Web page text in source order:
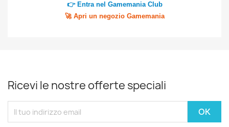
👉 Entra nel Gamemania Club
🚀 Apri un negozio Gamemania
Ricevi le nostre offerte speciali